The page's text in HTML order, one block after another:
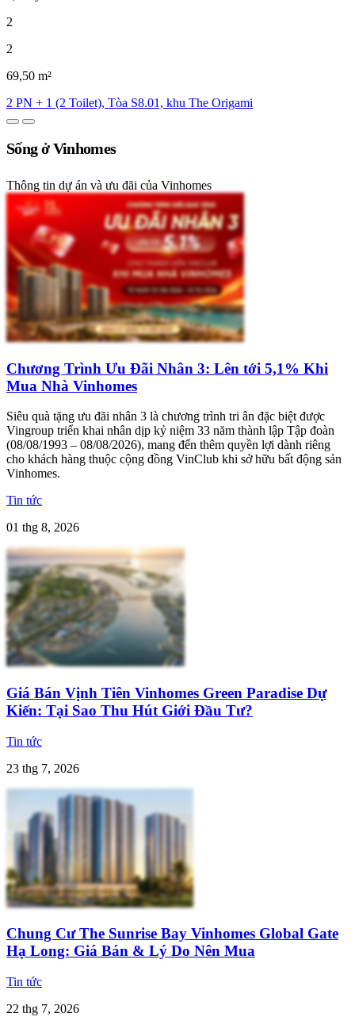
2
2
69,50 m²
2 PN + 1 (2 Toilet), Tòa S8.01, khu The Origami
Sống ở Vinhomes
Thông tin dự án và ưu đãi của Vinhomes
Chương Trình Ưu Đãi Nhân 3: Lên tới 5,1% Khi
Mua Nhà Vinhomes
Siêu quà tặng ưu đãi nhân 3 là chương trình tri ân đặc biệt được
Vingroup triển khai nhân dịp kỷ niệm 33 năm thành lập Tập đoàn
(08/08/1993 – 08/08/2026), mang đến thêm quyền lợi dành riêng
cho khách hàng thuộc cộng đồng VinClub khi sở hữu bất động sản
Vinhomes.
Tin tức
01 thg 8, 2026
Giá Bán Vịnh Tiên Vinhomes Green Paradise Dự
Kiến: Tại Sao Thu Hút Giới Đầu Tư?
Tin tức
23 thg 7, 2026
Chung Cư The Sunrise Bay Vinhomes Global Gate
Hạ Long: Giá Bán & Lý Do Nên Mua
Tin tức
22 thg 7, 2026